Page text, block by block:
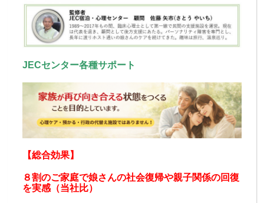
JECセンター各種サポート
【総合効果】
８割のご家庭で娘さんの社会復帰や親子関係の回復
を実感（当社比）